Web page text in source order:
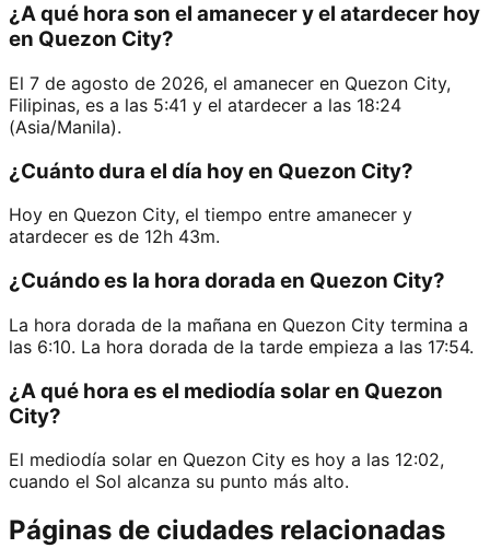
¿A qué hora son el amanecer y el atardecer hoy
en Quezon City?
El 7 de agosto de 2026, el amanecer en Quezon City,
Filipinas, es a las 5:41 y el atardecer a las 18:24
(Asia/Manila).
¿Cuánto dura el día hoy en Quezon City?
Hoy en Quezon City, el tiempo entre amanecer y
atardecer es de 12h 43m.
¿Cuándo es la hora dorada en Quezon City?
La hora dorada de la mañana en Quezon City termina a
las 6:10. La hora dorada de la tarde empieza a las 17:54.
¿A qué hora es el mediodía solar en Quezon
City?
El mediodía solar en Quezon City es hoy a las 12:02,
cuando el Sol alcanza su punto más alto.
Páginas de ciudades relacionadas